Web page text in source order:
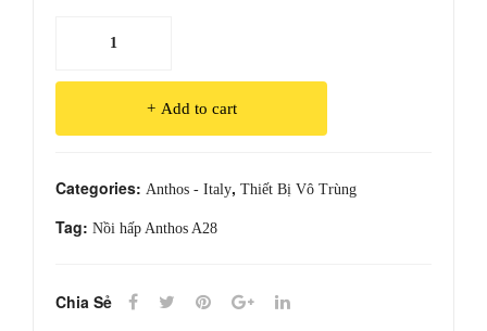
Anthos
quantity
Add to cart
Categories: Anthos - Italy, Thiết Bị Vô Trùng
Tag: Nồi hấp Anthos A28
Chia Sẻ